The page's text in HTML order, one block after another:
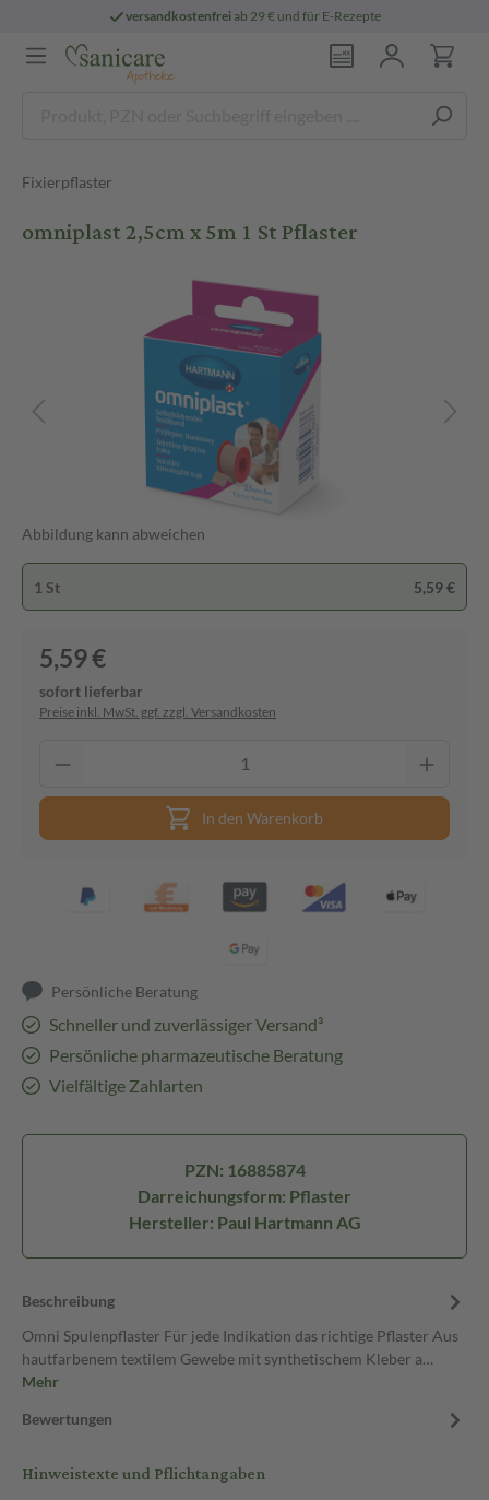
versandkostenfreiab 29 € und für E-Rezepte
Fixierpflaster
omniplast 2,5cm x 5m 1 St Pflaster
Abbildung kann abweichen
1 St 5,59 €
5,59 €
sofort lieferbar
Preise inkl. MwSt. ggf. zzgl. Versandkosten
In den Warenkorb
Persönliche Beratung
Schneller und zuverlässiger Versand³
Persönliche pharmazeutische Beratung
Vielfältige Zahlarten
PZN: 16885874
Darreichungsform: Pflaster
Hersteller: Paul Hartmann AG
Beschreibung
Omni Spulenpflaster Für jede Indikation das richtige Pflaster Aus
hautfarbenem textilem Gewebe mit synthetischem Kleber a…
Mehr
Bewertungen
Hinweistexte und Pflichtangaben